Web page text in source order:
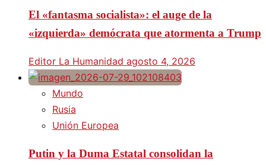
El «fantasma socialista»: el auge de la
«izquierda» demócrata que atormenta a Trump
Editor La Humanidad agosto 4, 2026
Mundo
Rusia
Unión Europea
Putin y la Duma Estatal consolidan la